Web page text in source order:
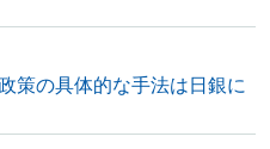
策の具体的な手法は日銀に